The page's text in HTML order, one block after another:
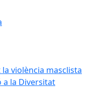
violència masclista
a la Diversitat